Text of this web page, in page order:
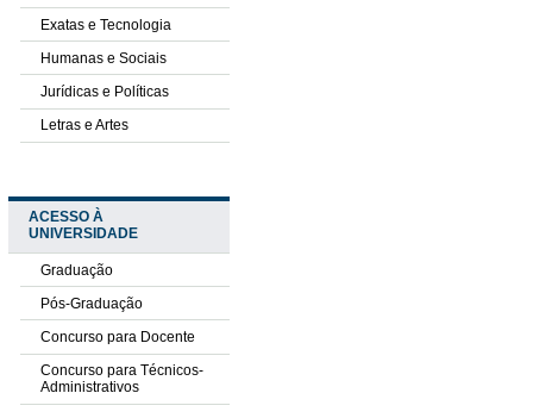
Exatas e Tecnologia
Humanas e Sociais
Jurídicas e Políticas
Letras e Artes
ACESSO À
UNIVERSIDADE
Graduação
Pós-Graduação
Concurso para Docente
Concurso para Técnicos-
Administrativos